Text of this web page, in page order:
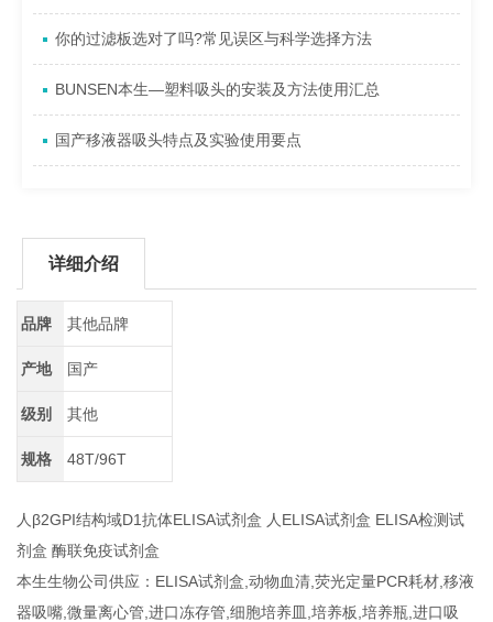
你的过滤板选对了吗?常见误区与科学选择方法
BUNSEN本生—塑料吸头的安装及方法使用汇总
国产移液器吸头特点及实验使用要点
详细介绍
品牌 其他品牌
产地 国产
级别 其他
规格 48T/96T
人β2GPI结构域D1抗体ELISA试剂盒 人ELISA试剂盒 ELISA检测试
剂盒 酶联免疫试剂盒
本生生物公司供应：ELISA试剂盒,动物血清,荧光定量PCR耗材,移液
器吸嘴,微量离心管,进口冻存管,细胞培养皿,培养板,培养瓶,进口吸